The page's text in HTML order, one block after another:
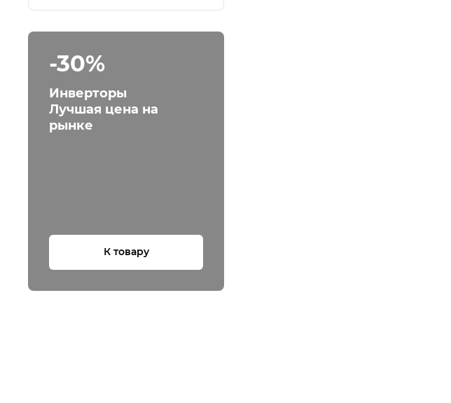
-30%
Инверторы
Лучшая цена на
рынке
К товару